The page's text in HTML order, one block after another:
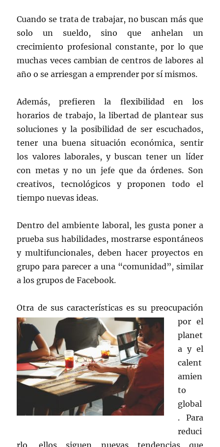
Cuando se trata de trabajar, no buscan más que
solo un sueldo, sino que anhelan un
crecimiento profesional constante, por lo que
muchas veces cambian de centros de labores al
año o se arriesgan a emprender por sí mismos.
Además, prefieren la flexibilidad en los
horarios de trabajo, la libertad de plantear sus
soluciones y la posibilidad de ser escuchados,
tener una buena situación económica, sentir
los valores laborales, y buscan tener un líder
con metas y no un jefe que da órdenes. Son
creativos, tecnológicos y proponen todo el
tiempo nuevas ideas.
Dentro del ambiente laboral, les gusta poner a
prueba sus habilidades, mostrarse espontáneos
y multifuncionales, deben hacer proyectos en
grupo para parecer a una “comunidad”, similar
a los grupos de Facebook.
Otra de sus características es su preocupación
por el
planet
a y el
calent
amien
to
global
. Para
reduci